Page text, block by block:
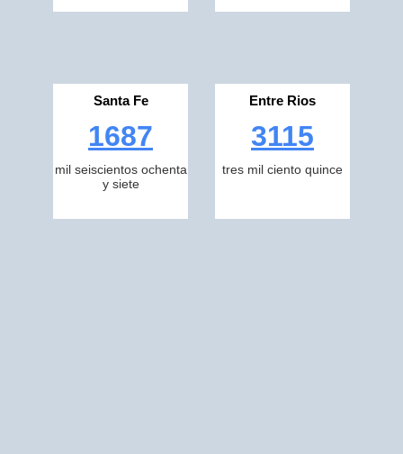
Santa Fe
1687
mil seiscientos ochenta
y siete
Entre Rios
3115
tres mil ciento quince